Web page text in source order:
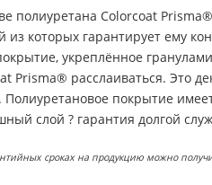
полиуретана Colorcoat
из которых гарантирует ему
укреплённое
Prisma® расслаиваться. Это
покрытие
слой ? гарантия долгой
сроках на продукцию можно